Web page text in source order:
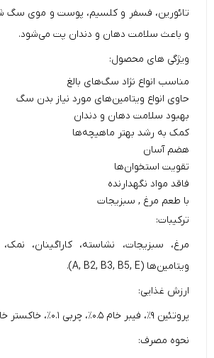
تائورین، فسفر و کلسیم، پوست و موی سگ
و باعث سلامت دهان و دندان پت می‌شود.
ویژگی های محصول:
مناسب انواع نژاد سگ‌های بالغ
حاوی انواع ویتامین‌های مورد نیاز بدن سگ
بهبود سلامت دهان و دندان
کمک به رشد بهتر ماهیچه‌ها
هضم آسان
تقویت استخوان‌ها
فاقد مواد نگهدارنده
با طعم مرغ , سبزیجات
ترکیبات:
مرغ، سبزیجات، نشاسته، کاراگینان،
ویتامین‌ها (A, B2, B3, B5, E).
ارزش غذایی:
پروتئین ۹٪، فیبر خام ۰.۵٪، چربی ۰.۱٪، خاکستر خام ۱.۵٪، رطوبت ۹۰٪.
نحوه مصرف: